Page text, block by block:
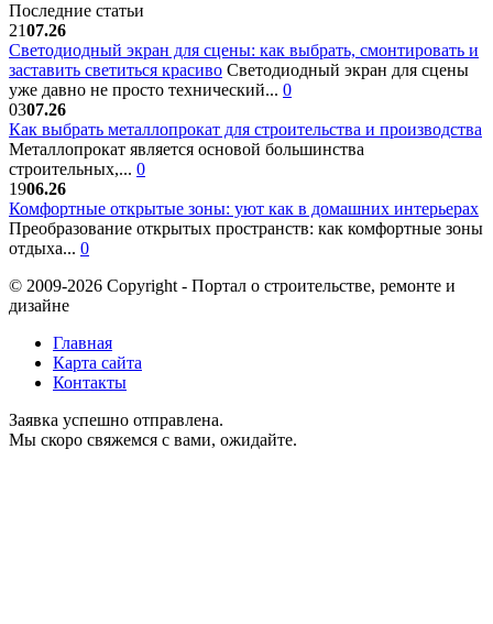
Последние статьи
2107.26
Светодиодный экран для сцены: как выбрать, смонтировать и
заставить светиться красиво Светодиодный экран для сцены
уже давно не просто технический... 0
0307.26
Как выбрать металлопрокат для строительства и производства
Металлопрокат является основой большинства
строительных,... 0
1906.26
Комфортные открытые зоны: уют как в домашних интерьерах
Преобразование открытых пространств: как комфортные зоны
отдыха... 0
© 2009-2026 Copyright - Портал о строительстве, ремонте и
дизайне
Главная
Карта сайта
Контакты
Заявка успешно отправлена.
Мы скоро свяжемся с вами, ожидайте.